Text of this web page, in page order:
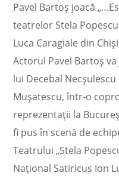
Pavel Bartoș joacă
teatrelor Stela
Luca Caragiale din
Actorul Pavel Bartoș
lui Decebal
Mușatescu, într-o
reprezentații la
fi pus în scenă de
Teatrului „Stela
Național Satiricus Ion